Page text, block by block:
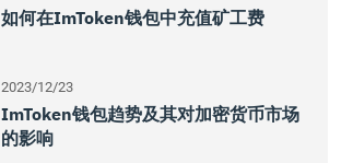
如何在imToken钱包中充值矿工费
2023/12/23
ImToken钱包趋势及其对加密货币市场
的影响